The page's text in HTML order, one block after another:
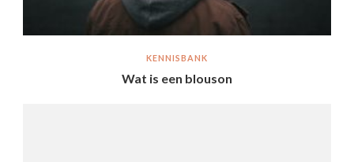
KENNISBANK
Wat is een blouson